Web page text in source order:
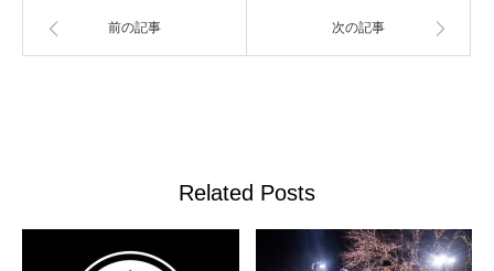
前の記事 次の記事
Related Posts